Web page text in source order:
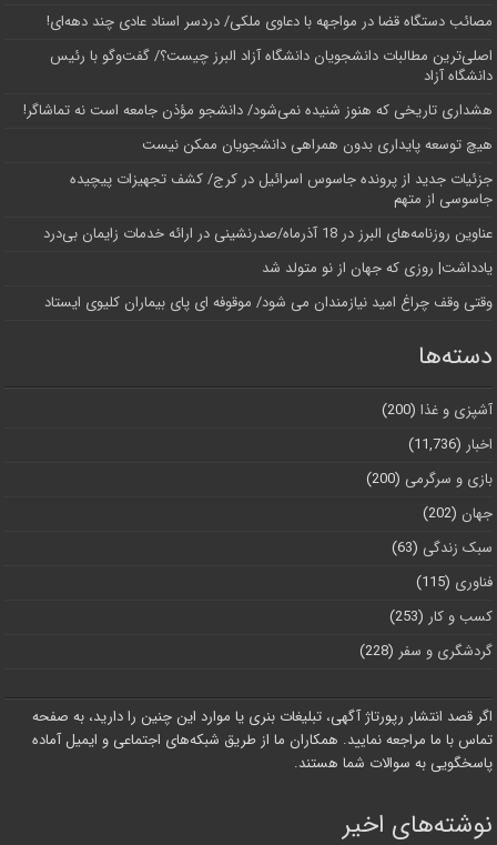
مصائب دستگاه قضا در مواجهه با دعاوی ملکی/ دردسر اسناد عادی چند‌ دهه‌ای!
اصلی‌ترین مطالبات دانشجویان دانشگاه آزاد البرز چیست؟/ گفت‌وگو با رئیس
دانشگاه آز‌اد
هشداری تاریخی که هنوز شنیده نمی‌شود/ دانشجو مؤذن جامعه است نه تماشاگر!
هیچ توسعه پایداری بدون همراهی دانشجویان ممکن نیست
جزئیات جدید از پرونده جاسوس اسرائیل در کرج/‌ کشف تجهیزات پیچیده
جاسوسی از متهم
عناوین روزنامه‌های البرز در ‌18 آذرماه/صدرنشینی در ارائه خدمات زایمان بی‌درد
یادداشت| روزی که جهان از نو متولد شد
وقتی وقف چراغ امید نیازمندان می شود/ موقوفه ای پای بیماران کلیوی ایستاد
دسته‌ها
آشپزی و غذا (200)
اخبار (11,736)
بازی و سرگرمی (200)
جهان (202)
سبک زندگی (63)
فناوری (115)
کسب و کار (253)
گردشگری و سفر (228)
اگر قصد انتشار رپورتاژ آگهی، تبلیغات بنری یا موارد این چنین را دارید، به صفحه
تماس با ما مراجعه نمایید. همکاران ما از طریق شبکه‌های اجتماعی و ایمیل آماده
پاسخگویی به سوالات شما هستند.
نوشته‌های اخیر